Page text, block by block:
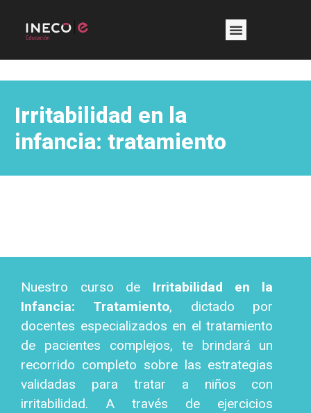
Irritabilidad en la
infancia: tratamiento
Nuestro curso de Irritabilidad en la
Infancia: Tratamiento, dictado por
docentes especializados en el tratamiento
de pacientes complejos, te brindará un
recorrido completo sobre las estrategias
validadas para tratar a niños con
irritabilidad. A través de ejercicios